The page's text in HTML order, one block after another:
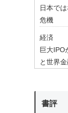
日本で
危機
経済
巨大IPO
と世界
書評